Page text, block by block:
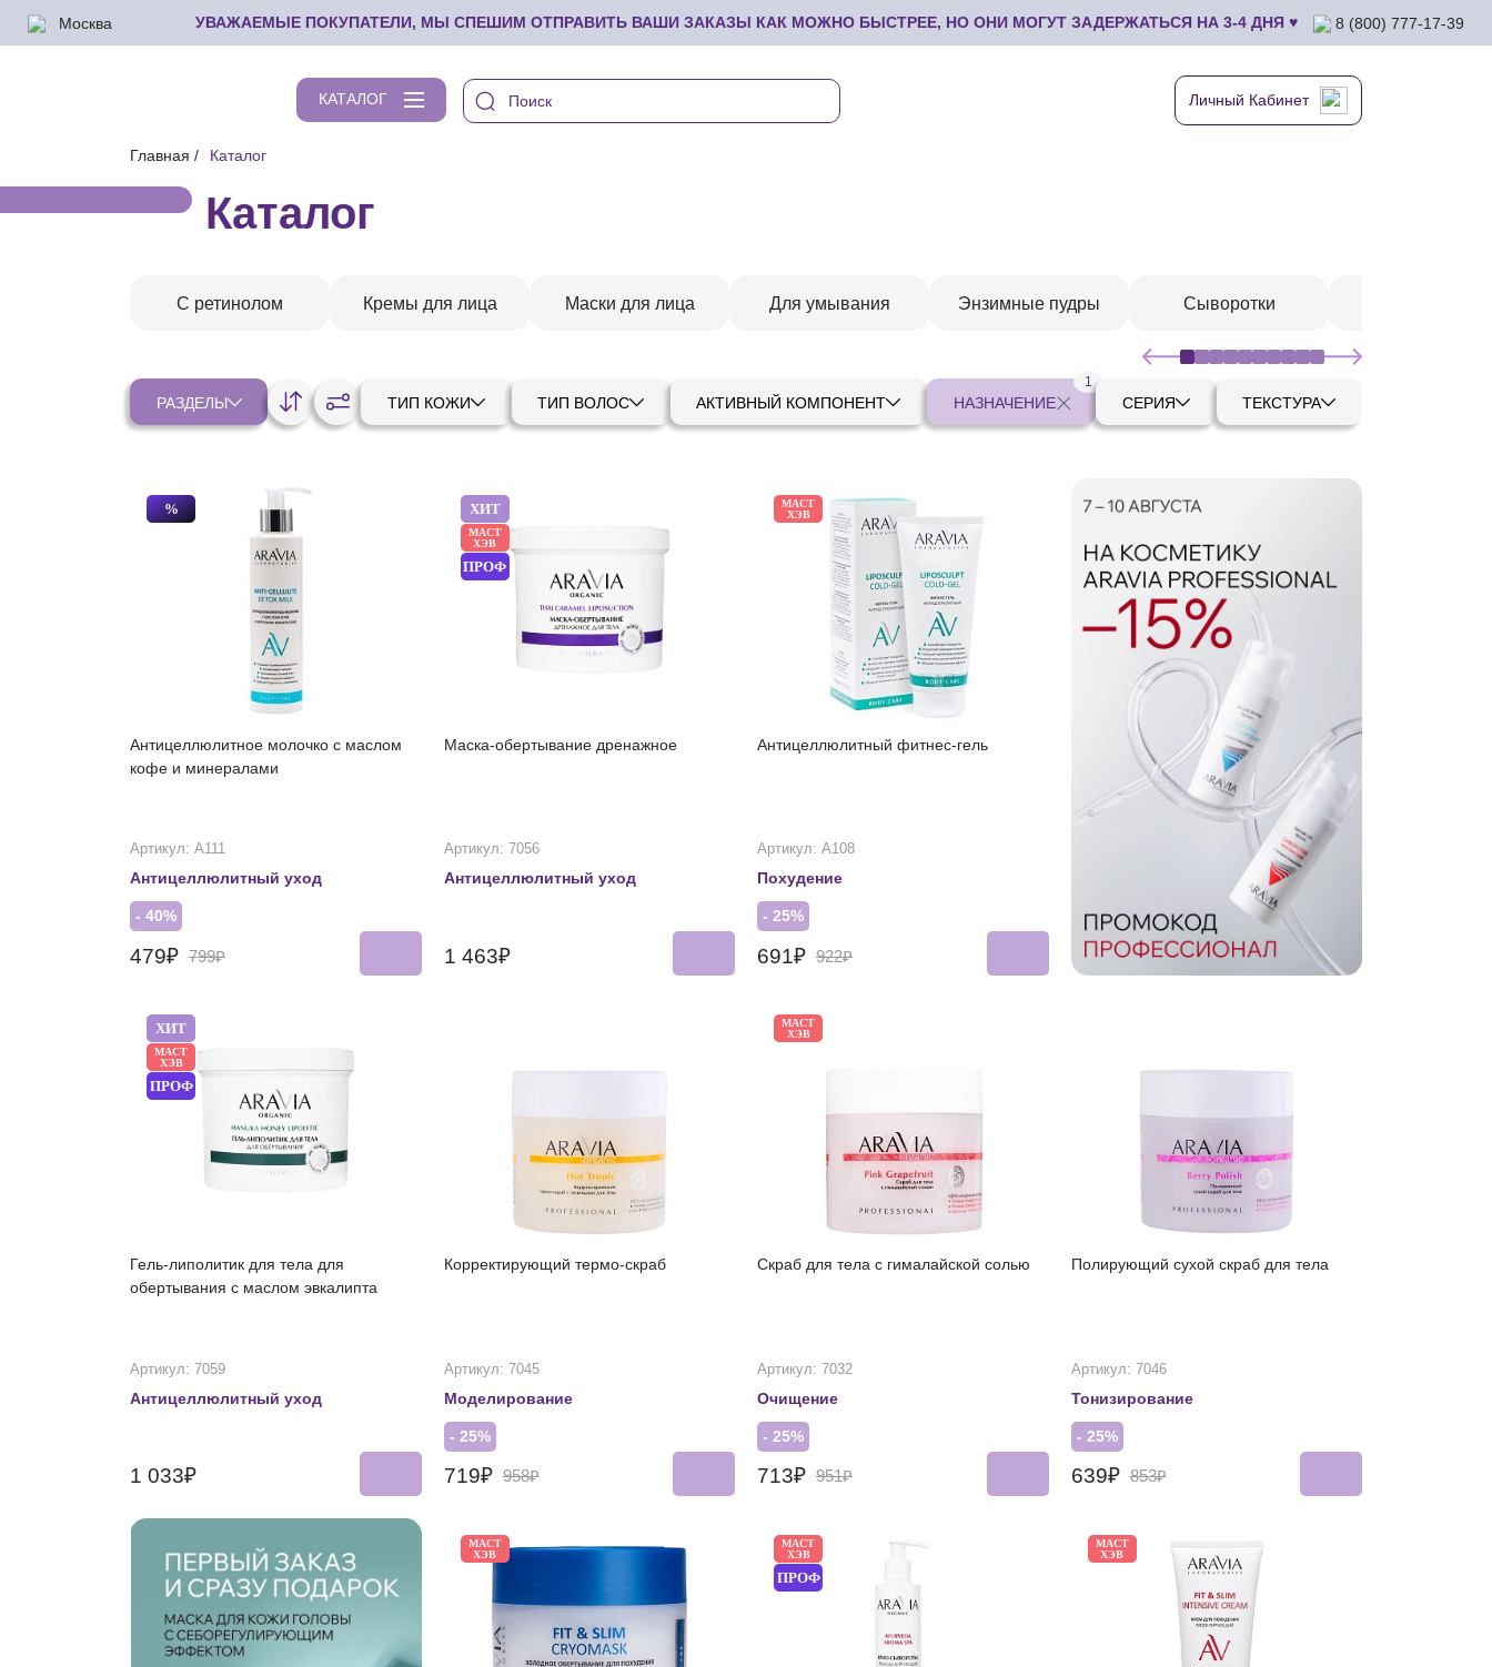
УВАЖАЕМЫЕ ПОКУПАТЕЛИ, МЫ СПЕШИМ ОТПРАВИТЬ ВАШИ ЗАКАЗЫ КАК МОЖНО БЫСТРЕЕ, НО ОНИ МОГУТ ЗАДЕРЖАТЬСЯ НА 3-4 ДНЯ ♥
Москва 8 (800) 777-17-39
КАТАЛОГ Личный Кабинет
Главная Каталог
Каталог
С ретинолом Кремы для лица Маски для лица Для умывания Энзимные пудры Сыворотки
РАЗДЕЛЫ ТИП КОЖИ ТИП ВОЛОС АКТИВНЫЙ КОМПОНЕНТ НАЗНАЧЕНИЕ
1
СЕРИЯ ТЕКСТУРА
%
Антицеллюлитное молочко с маслом
кофе и минералами
Артикул: А111
Антицеллюлитный уход
- 40%
479₽ 799₽
ХИТ
МАСТ
ХЭВ
ПРОФ
Маска-обертывание дренажное
Артикул: 7056
Антицеллюлитный уход
1 463₽
МАСТ
ХЭВ
Антицеллюлитный фитнес-гель
Артикул: А108
Похудение
- 25%
691₽ 922₽
ХИТ
МАСТ
ХЭВ
ПРОФ
Гель-липолитик для тела для
обертывания с маслом эвкалипта
Артикул: 7059
Антицеллюлитный уход
1 033₽
Корректирующий термо-скраб
Артикул: 7045
Моделирование
- 25%
719₽ 958₽
МАСТ
ХЭВ
Скраб для тела с гималайской солью
Артикул: 7032
Очищение
- 25%
713₽ 951₽
Полирующий сухой скраб для тела
Артикул: 7046
Тонизирование
- 25%
639₽ 853₽
МАСТ
ХЭВ
МАСТ
ХЭВ
ПРОФ
МАСТ
ХЭВ